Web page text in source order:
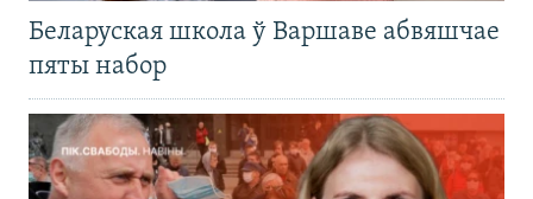
Беларуская школа ў Варшаве абвяшчае
пяты набор